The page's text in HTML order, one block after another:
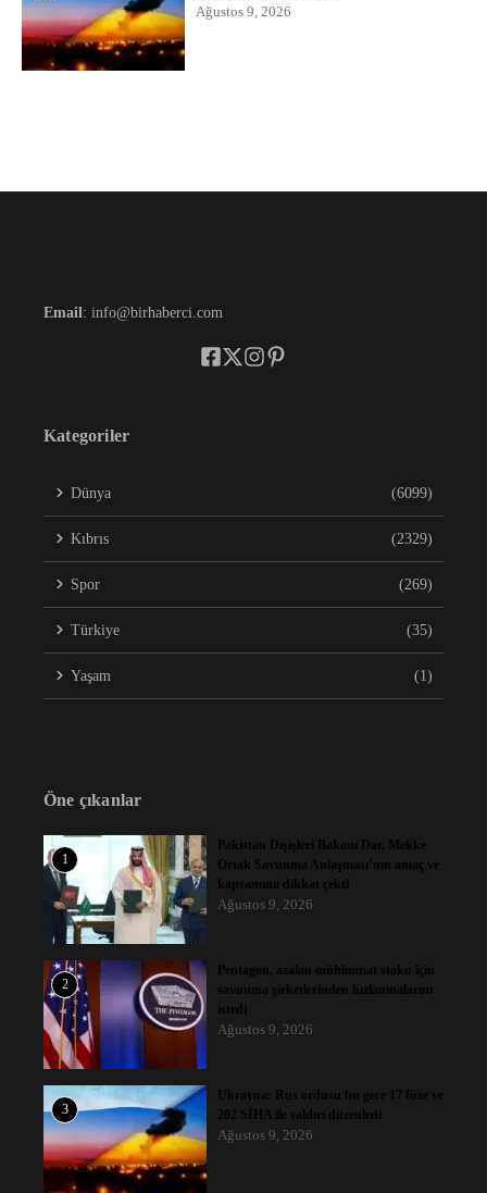
Ağustos 9, 2026
Email: info@birhaberci.com
Kategoriler
Dünya (6099)
Kıbrıs (2329)
Spor (269)
Türkiye (35)
Yaşam (1)
Öne çıkanlar
1
Pakistan Dışişleri Bakanı Dar, Mekke
Ortak Savunma Anlaşması’nın amaç ve
kapsamına dikkat çekti
Ağustos 9, 2026
2
Pentagon, azalan mühimmat stoku için
savunma şirketlerinden hızlanmalarını
istedi
Ağustos 9, 2026
3
Ukrayna: Rus ordusu bu gece 17 füze ve
202 SİHA ile saldırı düzenledi
Ağustos 9, 2026